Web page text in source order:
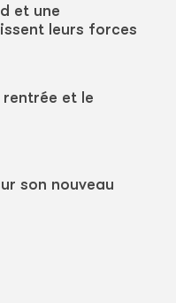
et une
leurs forces
et le
son nouveau